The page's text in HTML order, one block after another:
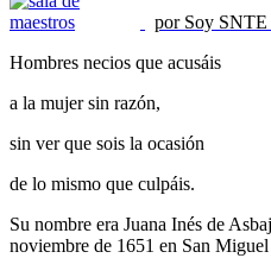
por Soy SNTE
Hombres necios que acusáis
a la mujer sin razón,
sin ver que sois la ocasión
de lo mismo que culpáis.
Su nombre era Juana Inés de
noviembre de 1651 en San